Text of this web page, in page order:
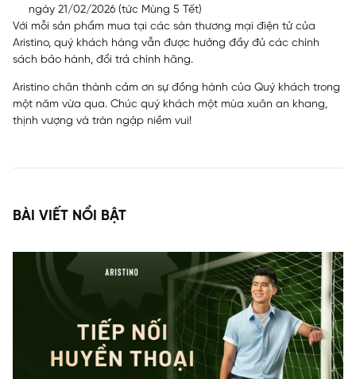
ngày 21/02/2026 (tức Mùng 5 Tết)
Với mỗi sản phẩm mua tại các sàn thương mại điện tử của
Aristino, quý khách hàng vẫn được hưởng đầy đủ các chính
sách bảo hành, đổi trả chính hãng.
Aristino chân thành cảm ơn sự đồng hành của Quý khách trong
một năm vừa qua. Chúc quý khách một mùa xuân an khang,
thịnh vượng và tràn ngập niềm vui!
BÀI VIẾT NỔI BẬT